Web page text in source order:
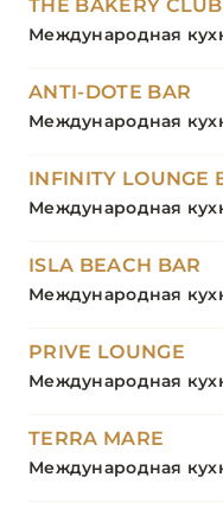
THE BAKERY CLUB
Международная
ANTI-DOTE BAR
Международная
INFINITY LOUNGE
Международная
ISLA BEACH BAR
Международная
PRIVE LOUNGE
Международная
TERRA MARE
Международная